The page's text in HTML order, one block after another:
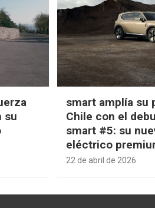
su
smart amplía su
Chile con el
smart #5: su
eléctrico
22 de abril de 2026